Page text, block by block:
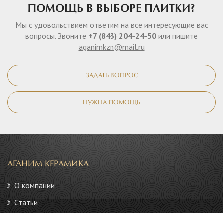
ПОМОЩЬ В ВЫБОРЕ ПЛИТКИ?
Мы с удовольствием ответим на все интересующие вас
вопросы. Звоните +7 (843) 204-24-50 или пишите
aganimkzn@mail.ru
ЗАДАТЬ ВОПРОС
НУЖНА ПОМОЩЬ
АГАНИМ КЕРАМИКА
О компании
Статьи